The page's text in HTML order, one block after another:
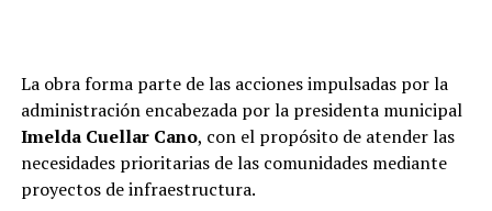
La obra forma parte de las acciones impulsadas por la
administración encabezada por la presidenta municipal
Imelda Cuellar Cano, con el propósito de atender las
necesidades prioritarias de las comunidades mediante
proyectos de infraestructura.